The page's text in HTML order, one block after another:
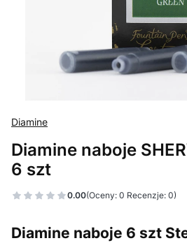
Diamine
Diamine naboje
6 szt
0.00(Oceny: 0 Recenzje: 0)
Diamine naboje 6 szt